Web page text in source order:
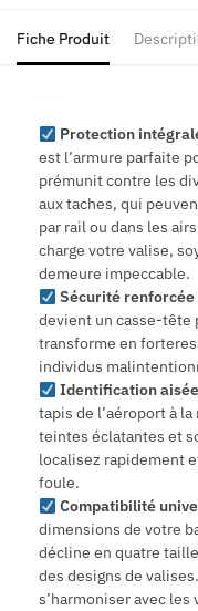
Fiche Produit
Protection
est l’armure parfaite
prémunit contre les
aux taches, qui
par rail ou dans les
charge votre valise,
demeure impeccable.
Sécurité renforcée
devient un casse-tête
transforme en
individus
Identification
tapis de l’aéroport à
teintes éclatantes et
localisez rapidement
foule.
Compatibilité
dimensions de votre
décline en quatre
des designs de
s’harmoniser avec